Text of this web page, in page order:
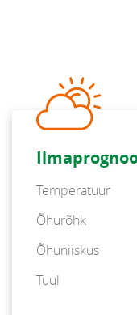
Temperatuur
Õhurõhk
Õhuniiskus
Tuul